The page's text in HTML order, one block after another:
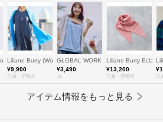
リリアン ビューティ
大きいサイズ)/リリアン ビューティ
Liliane Burty (Women/大きいサイズ)/リリアン ビューティ
¥9,900
三越・伊勢丹
GLOBAL WORK
¥3,490
.st
Liliane Burty Eclat
¥13,200
三越・伊勢丹 三
アイテム情報をもっと見る